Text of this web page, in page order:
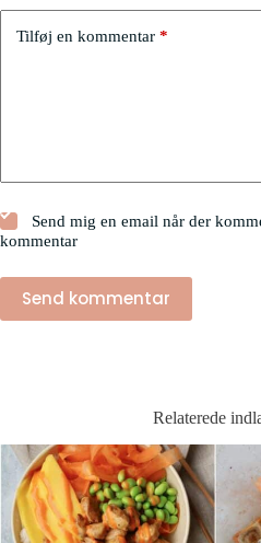
Tilføj en kommentar *
Send mig en email når der
kommentar
Send kommentar
Relaterede